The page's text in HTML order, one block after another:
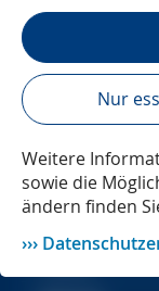
https://
modern/
Services
Nur
Weitere
sowie die
ändern finden